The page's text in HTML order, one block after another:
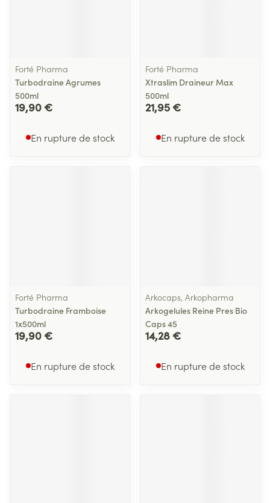
Forté Pharma
Turbodraine Agrumes
500ml
19,90 €
En rupture de stock
Forté Pharma
Xtraslim Draineur Max
500ml
21,95 €
En rupture de stock
Forté Pharma
Turbodraine Framboise
1x500ml
19,90 €
En rupture de stock
Arkocaps, Arkopharma
Arkogelules Reine Pres Bio
Caps 45
14,28 €
En rupture de stock